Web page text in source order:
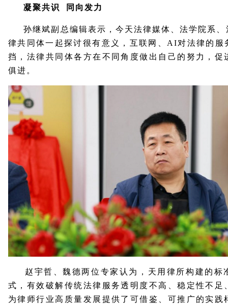
凝聚共识 同向发力
孙继斌副总编辑表示，今天法律媒体、法学院系、
律共同体一起探讨很有意义，互联网、AI对法律的服
挡，法律共同体各方在不同角度做出自己的努力，促
俱进。
赵宇哲、魏德两位专家认为，天用律所构建的标
式，有效破解传统法律服务透明度不高、稳定性不足
为律师行业高质量发展提供了可借鉴、可推广的实践